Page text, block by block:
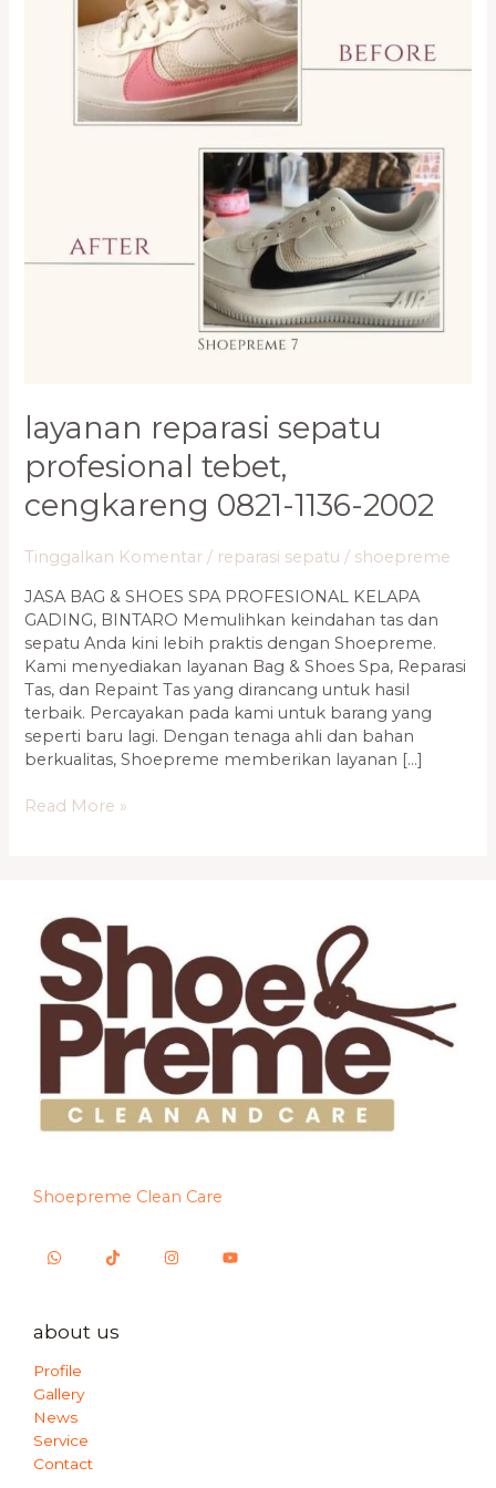
layanan reparasi sepatu
profesional tebet,
cengkareng 0821-1136-2002
Tinggalkan Komentar / reparasi sepatu / shoepreme
JASA BAG & SHOES SPA PROFESIONAL KELAPA
GADING, BINTARO Memulihkan keindahan tas dan
sepatu Anda kini lebih praktis dengan Shoepreme.
Kami menyediakan layanan Bag & Shoes Spa, Reparasi
Tas, dan Repaint Tas yang dirancang untuk hasil
terbaik. Percayakan pada kami untuk barang yang
seperti baru lagi. Dengan tenaga ahli dan bahan
berkualitas, Shoepreme memberikan layanan […]
Read More »
Shoepreme Clean Care
about us
Profile
Gallery
News
Service
Contact